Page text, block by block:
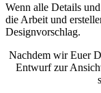
Wenn alle Details
die Arbeit und
Designvorschlag.
Nachdem wir Euer
Entwurf zur